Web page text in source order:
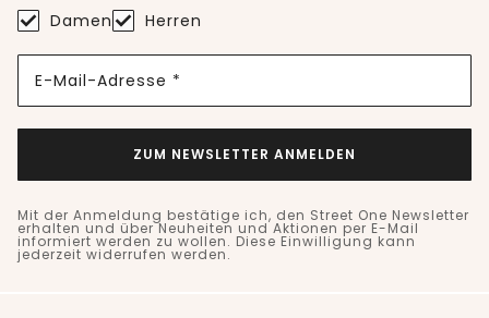
Damen Herren
E-Mail-Adresse *
ZUM NEWSLETTER ANMELDEN
Mit der Anmeldung bestätige ich, den Street One Newsletter
erhalten und über Neuheiten und Aktionen per E-Mail
informiert werden zu wollen. Diese Einwilligung kann
jederzeit widerrufen werden.